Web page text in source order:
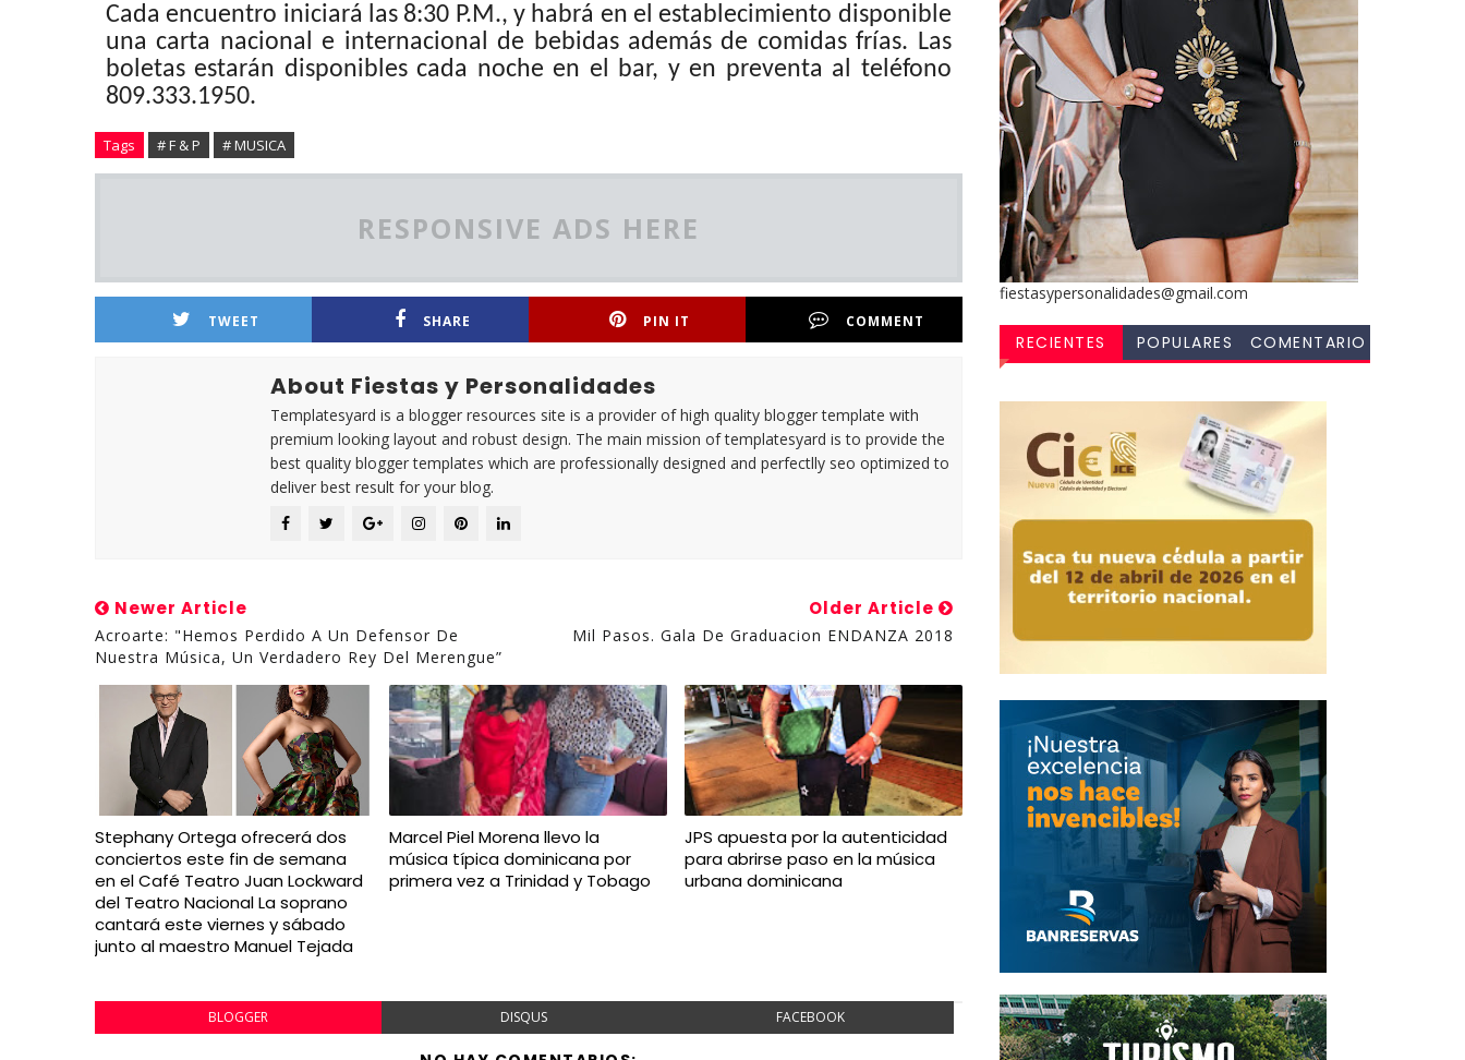
Cada encuentro iniciará las 8:30 P.M., y habrá en el establecimiento disponible
una carta nacional e internacional de bebidas además de comidas frías. Las
boletas estarán disponibles cada noche en el bar, y en preventa al teléfono
809.333.1950.
Tags # F & P # MUSICA
RESPONSIVE ADS HERE
TWEET SHARE PIN IT COMMENT
About Fiestas y Personalidades
Templatesyard is a blogger resources site is a provider of high quality blogger template with
premium looking layout and robust design. The main mission of templatesyard is to provide the
best quality blogger templates which are professionally designed and perfectlly seo optimized to
deliver best result for your blog.
Newer Article
Acroarte: "Hemos Perdido A Un Defensor De
Nuestra Música, Un Verdadero Rey Del Merengue”
Older Article
Mil Pasos. Gala De Graduacion ENDANZA 2018
Stephany Ortega ofrecerá dos
conciertos este fin de semana
en el Café Teatro Juan Lockward
del Teatro Nacional La soprano
cantará este viernes y sábado
junto al maestro Manuel Tejada
Marcel Piel Morena llevo la
música típica dominicana por
primera vez a Trinidad y Tobago
JPS apuesta por la autenticidad
para abrirse paso en la música
urbana dominicana
BLOGGER DISQUS FACEBOOK
fiestasypersonalidades@gmail.com
RECIENTES POPULARES
COMENTARIO